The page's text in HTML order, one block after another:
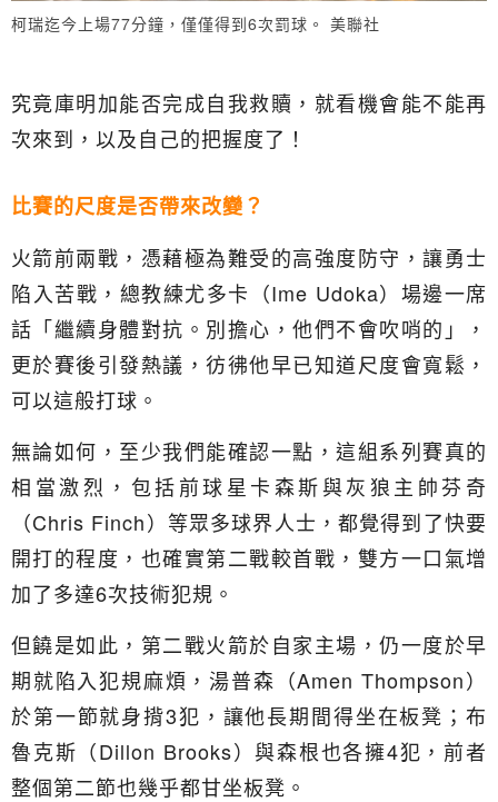
柯瑞迄今上場77分鐘，僅僅得到6次罰球。 美聯社
究竟庫明加能否完成自我救贖，就看機會能不能再
次來到，以及自己的把握度了！
比賽的尺度是否帶來改變？
火箭前兩戰，憑藉極為難受的高強度防守，讓勇士
陷入苦戰，總教練尤多卡（Ime Udoka）場邊一席
話「繼續身體對抗。別擔心，他們不會吹哨的」，
更於賽後引發熱議，彷彿他早已知道尺度會寬鬆，
可以這般打球。
無論如何，至少我們能確認一點，這組系列賽真的
相當激烈，包括前球星卡森斯與灰狼主帥芬奇
（Chris Finch）等眾多球界人士，都覺得到了快要
開打的程度，也確實第二戰較首戰，雙方一口氣增
加了多達6次技術犯規。
但饒是如此，第二戰火箭於自家主場，仍一度於早
期就陷入犯規麻煩，湯普森（Amen Thompson）
於第一節就身揹3犯，讓他長期間得坐在板凳；布
魯克斯（Dillon Brooks）與森根也各擁4犯，前者
整個第二節也幾乎都甘坐板凳。